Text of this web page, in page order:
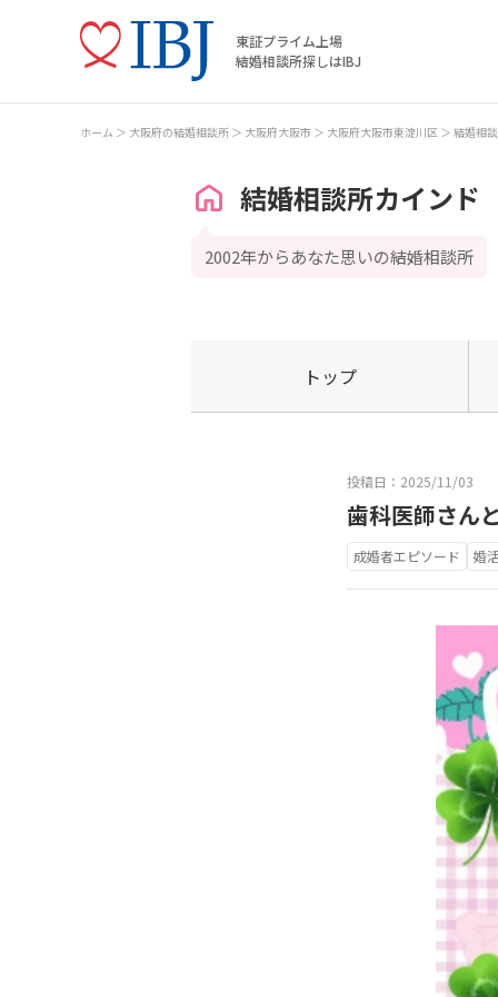
東証プライム上場
結婚相談所探しはIBJ
ホーム 大阪府の結婚相談所 大阪府大阪市 大阪府大阪市東淀川区 結婚相
結婚相談所カインド
2002年からあなた思いの結婚相談所
トップ
投稿日：2025/11/03
歯科医師さん
成婚者エピソード 婚